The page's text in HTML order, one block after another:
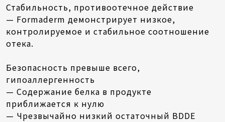
Стабильность, противоотечное действие
— Formaderm демонстрирует низкое,
контролируемое и стабильное соотношение
отека.
Безопасность превыше всего,
гипоаллергенность
— Содержание белка в продукте
приближается к нулю
— Чрезвычайно низкий остаточный BDDE